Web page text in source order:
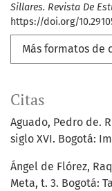
Sillares. Revista De
https://doi.org/
Más formatos de
Citas
Aguado, Pedro de.
siglo XVI. Bogotá:
Ángel de Flórez,
Meta, t. 3. Bogotá: